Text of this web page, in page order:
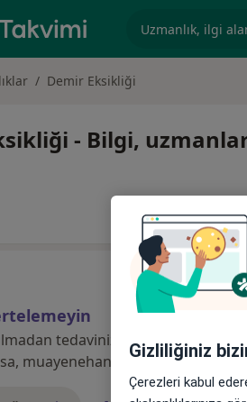
Demir Eksikliği
- Bilgi,
ertelemeyin
tedavinizi başlatmak veya
muayenehane ziyareti için de
Gizliliğiniz
Çerezleri kabul